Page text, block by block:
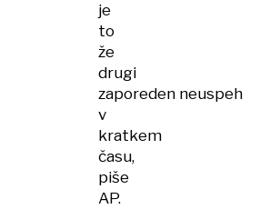
je
to
že
drugi
zaporeden neuspeh
v
kratkem
času,
piše
AP.